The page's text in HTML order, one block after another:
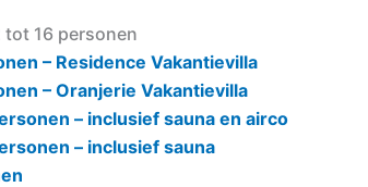
16 personen
– Residence Vakantievilla
– Oranjerie Vakantievilla
– inclusief sauna en airco
– inclusief sauna